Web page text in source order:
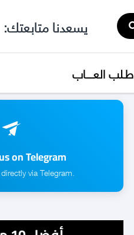
يسعدنا متابعتك:
طـلب العــــاب
on Telegram
.Click to chat directly via Telegram